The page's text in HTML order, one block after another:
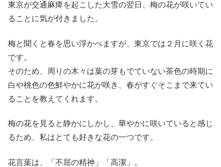
東京が交通麻痺を起こした大雪の翌日、梅の花が咲いてい
ることに気が付きました。
梅と聞くと春を思い浮かべますが、東京では２月に咲く花
です。
そのため、周りの木々は葉の芽もでていない茶色の時期に
白や桃色の色鮮やかに花が咲き、春がすぐそこまで来てい
ることを教えてくれます。
梅の花を見ると静かにしかし、華やかに咲いていると感じ
るため、私はとても好きな花の一つです。
花言葉は、「不屈の精神」「高潔」。